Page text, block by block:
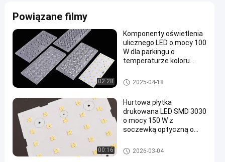
30x60
stopni
dla
oświetlenia
LED
Soczewka
optyczna
LED
2025-
11-20
10
poglądy
teraz.
Podział
#
soczewki
optyczne
Powiązane filmy
02:28
Komponenty oświetlenia
ulicznego LED o mocy 100
W dla parkingu o
temperaturze koloru
Komponenty oświetlenia ulicz
nego LED
2025-04-18
00:16
Hurtowa płytka
drukowana LED SMD 3030
o mocy 150 W z
soczewką optyczną o
Moduł oświetlenia ulicznego L
ED
2026-03-04